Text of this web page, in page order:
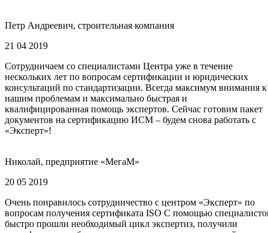
Петр Андреевич, строительная компания
21 04 2019
Сотрудничаем со специалистами Центра уже в течение
нескольких лет по вопросам сертификации и юридических
консультаций по стандартизации. Всегда максимум внимания к
нашим проблемам и максимально быстрая и
квалифицированная помощь экспертов. Сейчас готовим пакет
документов на сертификацию ИСМ – будем снова работать с
«Эксперт»!
Николай, предприятие «МегаМ»
20 05 2019
Очень понравилось сотрудничество с центром «Эксперт» по
вопросам получения сертификата ISO С помощью
быстро прошли необходимый цикл экспертиз, получили